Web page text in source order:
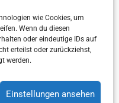
wie Cookies, um
Wenn du diesen
oder eindeutige IDs auf
erteilst oder zurückziehst,
werden.
Einstellungen ansehen